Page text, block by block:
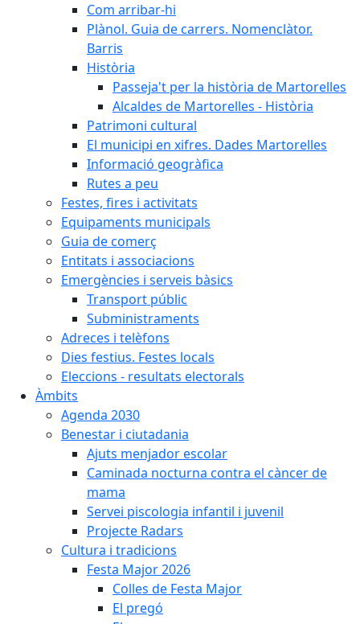
Com arribar-hi
Plànol. Guia de carrers. Nomenclàtor.
Barris
Història
Passeja't per la història de Martorelles
Alcaldes de Martorelles - Història
Patrimoni cultural
El municipi en xifres. Dades Martorelles
Informació geogràfica
Rutes a peu
Festes, fires i activitats
Equipaments municipals
Guia de comerç
Entitats i associacions
Emergències i serveis bàsics
Transport públic
Subministraments
Adreces i telèfons
Dies festius. Festes locals
Eleccions - resultats electorals
Àmbits
Agenda 2030
Benestar i ciutadania
Ajuts menjador escolar
Caminada nocturna contra el càncer de
mama
Servei piscologia infantil i juvenil
Projecte Radars
Cultura i tradicions
Festa Major 2026
Colles de Festa Major
El pregó